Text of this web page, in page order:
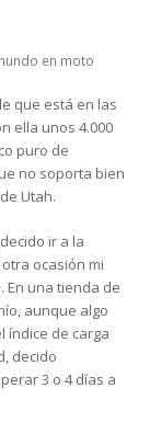
en moto
que está en las
ella unos 4.000
puro de
no soporta bien
Utah.
ir a la
ocasión mi
En una tienda de
aunque algo
índice de carga
decido
3 o 4 días a